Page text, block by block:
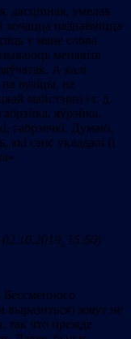
дасціпная, умелая
хочацца пазнаёміцца
у мяне слова
менавіта
А калі
вуліцы, не
майстэрні і г. д.
яўрэйка.
габрэечкі. Думаю,
сэнс укладалі (і
15:50)
зовут не
так что прежде